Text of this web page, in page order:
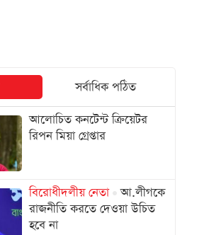
সর্বাধিক পঠিত
আলোচিত কনটেন্ট ক্রিয়েটর
রিপন মিয়া গ্রেপ্তার
বিরোধীদলীয় নেতা
আ.লীগকে
রাজনীতি করতে দেওয়া উচিত
হবে না